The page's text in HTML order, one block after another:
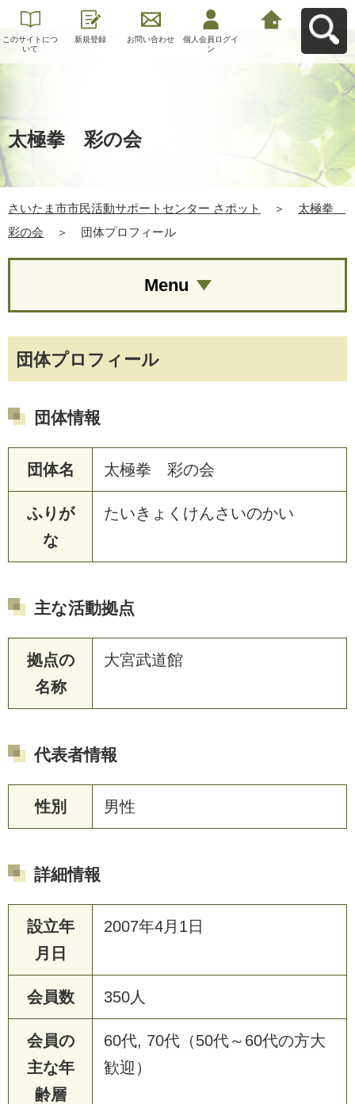
このサイトにつ
いて
新規登録 お問い合わせ
個人会員ログイ
ン
太極拳 彩の会
さいたま市市民活動サポートセンター さポット ＞
太極拳
彩の会
＞ 団体プロフィール
団体プロフィール
団体情報
団体名 太極拳 彩の会
ふりが
な
たいきょくけんさいのかい
主な活動拠点
拠点の
名称
大宮武道館
代表者情報
性別 男性
詳細情報
設立年
月日
2007年4月1日
会員数 350人
会員の
主な年
齢層
60代, 70代（50代～60代の方大
歓迎）
Menu